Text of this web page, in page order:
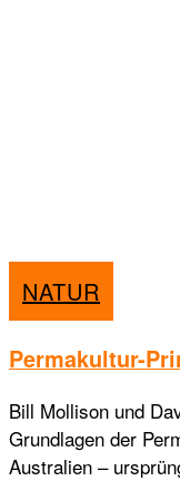
NATUR
Permakultur-
Bill Mollison und
Grundlagen der
Australien –